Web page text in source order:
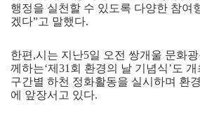
행정을 실천할 수 있도록 다양한 참여
겠다”고 말했다.
한편 ,시는 지난5일 오전 쌍개울 문화
께하는‘제 31 회 환경의 날 기념식’ 도
구간별 하천 정화활동을 실시하며 환
에 앞장서고 있다.